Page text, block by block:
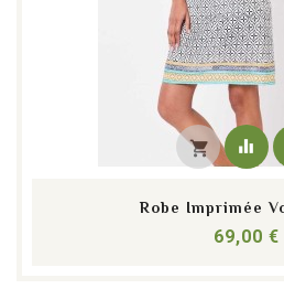
shopping_cart equalizer
Robe Imprimée
69,00 €